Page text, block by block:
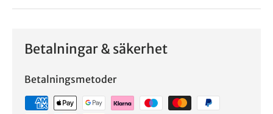
Betalningar & säkerhet
Betalningsmetoder